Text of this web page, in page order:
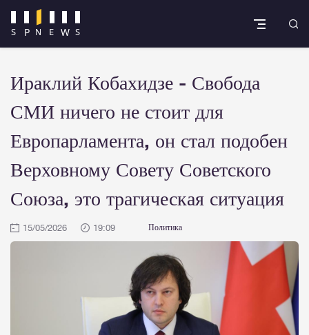
Ираклий Кобахидзе - Свобода
СМИ ничего не стоит для
Европарламента, он стал подобен
Верховному Совету Советского
Союза, это трагическая ситуация
15/05/2026 19:09 Политика